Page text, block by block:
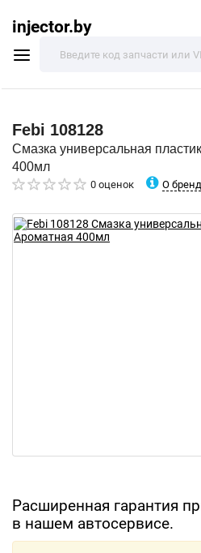
injector.by
Febi 108128
Смазка универсальная
400мл
0 оценок О
Расширенная гарантия
в нашем автосервисе.